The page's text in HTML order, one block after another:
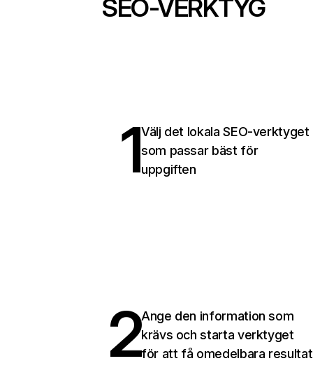
SEO-VERKTYG
1Välj det lokala SEO-verktyget
som passar bäst för
uppgiften
2Ange den information som
krävs och starta verktyget
för att få omedelbara resultat